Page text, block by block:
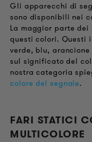
Gli apparecchi di
sono disponibili nei
La maggior parte
questi colori. Questi
verde, blu,
sul significato del
nostra categoria
colore del segnale.
FARI STATICI
MULTICOLORE